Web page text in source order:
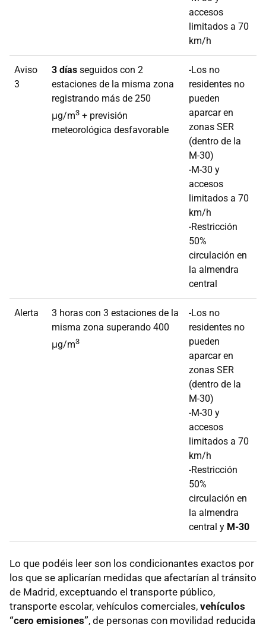
accesos
limitados a 70
km/h
Aviso
3
3 días seguidos con 2
estaciones de la misma zona
registrando más de 250
μg/m3 + previsión
meteorológica desfavorable
-Los no
residentes no
pueden
aparcar en
zonas SER
(dentro de la
M-30)
-M-30 y
accesos
limitados a 70
km/h
-Restricción
50%
circulación en
la almendra
central
Alerta
3 horas con 3 estaciones de la
misma zona superando 400
μg/m3
-Los no
residentes no
pueden
aparcar en
zonas SER
(dentro de la
M-30)
-M-30 y
accesos
limitados a 70
km/h
-Restricción
50%
circulación en
la almendra
central y M-30
Lo que podéis leer son los condicionantes exactos por
los que se aplicarían medidas que afectarían al tránsito
de Madrid, exceptuando el transporte público,
transporte escolar, vehículos comerciales, vehículos
“cero emisiones”, de personas con movilidad reducida